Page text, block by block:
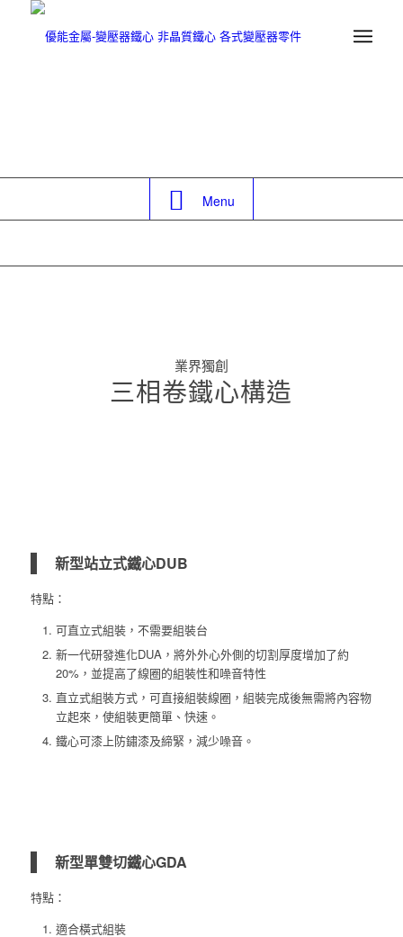
Menu
業界獨創
三相卷鐵心構造
新型站立式鐵心DUB
特點：
可直立式組裝，不需要組裝台
新一代研發進化DUA，將外外心外側的切割厚度增加了約
20%，並提高了線圈的組裝性和噪音特性
直立式組裝方式，可直接組裝線圈，組裝完成後無需將內容物
立起來，使組裝更簡單、快速。
鐵心可漆上防鏽漆及締緊，減少噪音。
新型單雙切鐵心GDA
特點：
適合橫式組裝